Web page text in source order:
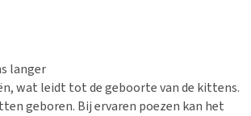
langer
wat leidt tot de geboorte van de kittens.
geboren. Bij ervaren poezen kan het